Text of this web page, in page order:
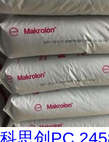
科思创PC